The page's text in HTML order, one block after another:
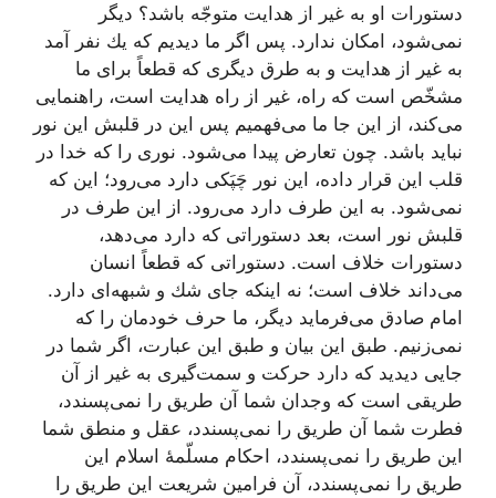
دستورات او به غیر از هدایت متوجّه باشد؟ دیگر
نمی‌شود، امكان ندارد. پس اگر ما دیدیم كه یك نفر آمد
به غیر از هدایت و به طرق دیگری كه قطعاً برای ما
مشخّص است كه راه، غیر از راه هدایت است، راهنمایی
می‌كند، از این جا ما می‌فهمیم پس این در قلبش این نور
نباید باشد. چون تعارض پیدا می‌شود. نوری را كه خدا در
قلب این قرار داده، این نور چَپَكی دارد می‌رود؛ این كه
نمی‌شود. به این طرف دارد می‌رود. از این طرف در
قلبش نور است، بعد دستوراتی كه دارد می‌دهد،
دستورات خلاف است. دستوراتی كه قطعاً انسان
می‌داند خلاف است؛ نه اینكه جای شك و شبهه‌ای دارد.
امام صادق می‌فرماید دیگر، ما حرف خودمان را كه
نمی‌زنیم. طبق این بیان و طبق این عبارت، اگر شما در
جایی دیدید كه دارد حركت و سمت‌گیری به غیر از آن
طریقی است كه وجدان شما آن طریق را نمی‌پسندد،
فطرت شما آن طریق را نمی‌پسندد، عقل و منطق شما
این طریق را نمی‌پسندد، احكام مسلّمۀ اسلام این
طریق را نمی‌پسندد، آن فرامین شریعت این طریق را